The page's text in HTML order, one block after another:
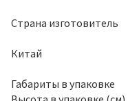
Страна изготовитель
Китай
Габариты в упаковке